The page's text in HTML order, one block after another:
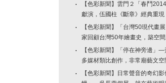
【色彩新聞】雲門２「春鬥
獻演，伍國柱《斷章》經典重現
【色彩新聞】「台灣50現代畫
家回顧台灣50年繪畫史，築空間
【色彩新聞】「停在神旁邊」—
多媒材類比創作，非常廟藝文空
【色彩新聞】日常聲音的奇幻